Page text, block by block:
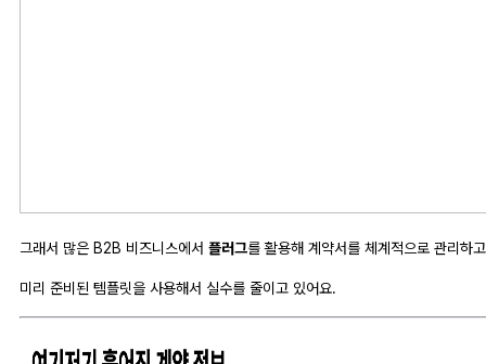
그래서 많은 B2B 비즈니스에서 플러그를 활용해 계약서를 체계적으로 관리하
미리 준비된 템플릿을 사용해서 실수를 줄이고 있어요.